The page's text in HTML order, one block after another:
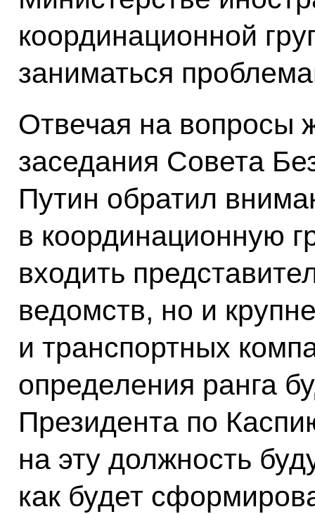
координационной
заниматься
Отвечая на вопросы
заседания Совета
Путин обратил
в координационную
входить
ведомств, но и
и транспортных
определения ранга
Президента по
на эту должность
как будет